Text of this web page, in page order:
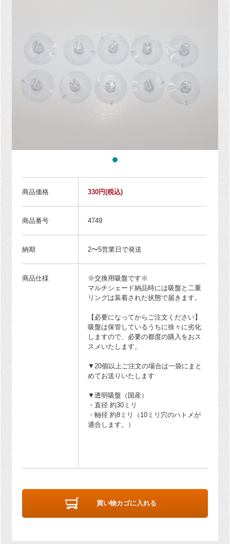
商品価格 330円(税込)
商品番号 4749
納期 2〜5営業日で発送
商品仕様
※交換用吸盤です※
マルチシェード納品時には吸盤と二重
リングは装着された状態で届きます。
【必要になってからご注文ください】
吸盤は保管しているうちに徐々に劣化
しますので、必要の都度の購入をおス
スメいたします。
▼20個以上ご注文の場合は一袋にまと
めてお送りいたします
▼透明吸盤（国産）
・直径 約30ミリ
・軸径 約8ミリ（10ミリ穴のハトメが
適合します。）
買い物カゴに入れる